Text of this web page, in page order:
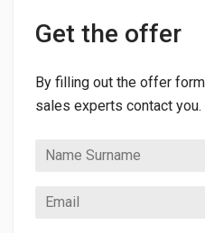
Get the offer
By filling out the offer
sales experts contact you.